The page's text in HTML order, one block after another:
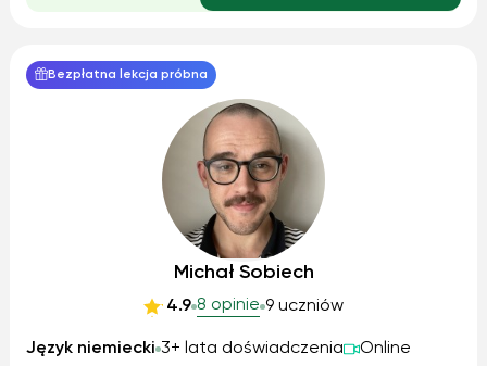
Bezpłatna lekcja próbna
Michał Sobiech
4.9 8 opinie 9 uczniów
Język niemiecki 3+ lata doświadczenia Online